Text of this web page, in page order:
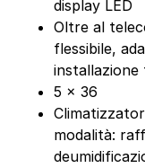
display LED
Oltre al
flessibile,
installazione
5 x 36
modalità: